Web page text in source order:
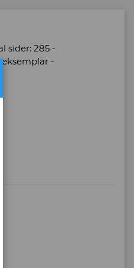
sider: 285 -
-